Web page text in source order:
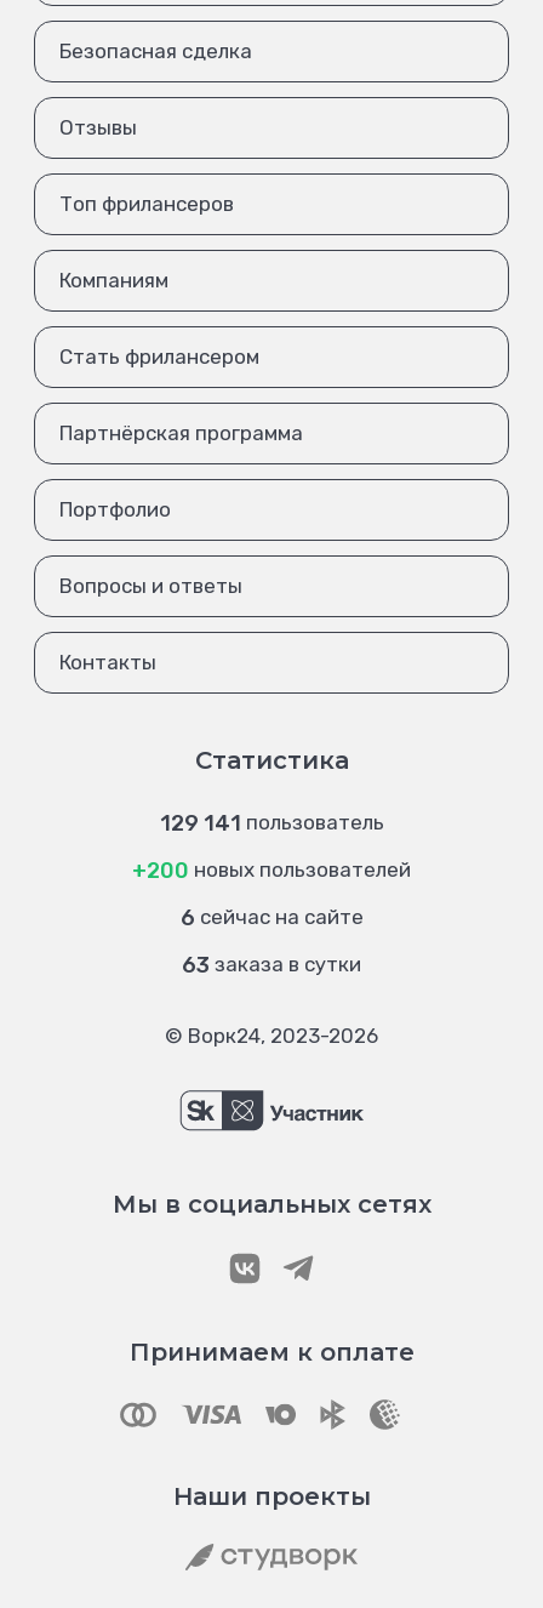
Безопасная сделка
Отзывы
Топ фрилансеров
Компаниям
Стать фрилансером
Партнёрская программа
Портфолио
Вопросы и ответы
Контакты
Статистика
129 141 пользователь
+200 новых пользователей
6 сейчас на сайте
63 заказа в сутки
© Ворк24, 2023-2026
Мы в социальных сетях
Принимаем к оплате
Наши проекты